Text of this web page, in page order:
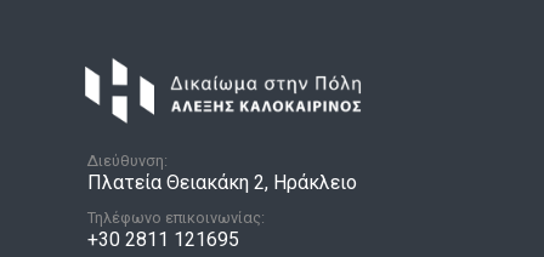
Διεύθυνση:
Πλατεία Θειακάκη 2, Ηράκλειο
Τηλέφωνο επικοινωνίας:
+30 2811 121695